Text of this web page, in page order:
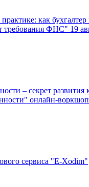
как бухгалтер
требования ФНС" 19
– секрет
онлайн-
сервиса "E-Xodim"